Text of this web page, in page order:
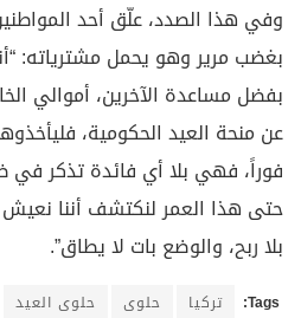
بغضب مرير وهو يحمل مشترياته:
بفضل مساعدة الآخرين، أموالي
عن منحة العيد الحكومية،
فوراً، فهي بلا أي فائدة تذكر
حتى هذا العمر لنكتشف أننا نعيش
بلا ربح، والوضع بات لا يطاق”.
Tags: تركيا حلوى حلوى العيد